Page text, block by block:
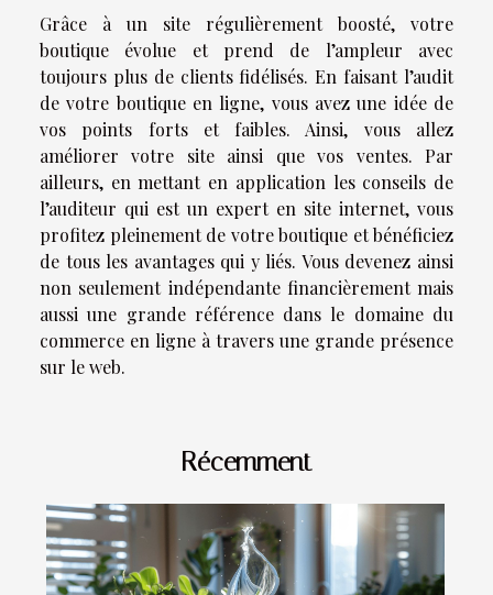
Grâce à un site régulièrement boosté, votre
boutique évolue et prend de l’ampleur avec
toujours plus de clients fidélisés. En faisant l’audit
de votre boutique en ligne, vous avez une idée de
vos points forts et faibles. Ainsi, vous allez
améliorer votre site ainsi que vos ventes. Par
ailleurs, en mettant en application les conseils de
l’auditeur qui est un expert en site internet, vous
profitez pleinement de votre boutique et bénéficiez
de tous les avantages qui y liés. Vous devenez ainsi
non seulement indépendante financièrement mais
aussi une grande référence dans le domaine du
commerce en ligne à travers une grande présence
sur le web.
Récemment